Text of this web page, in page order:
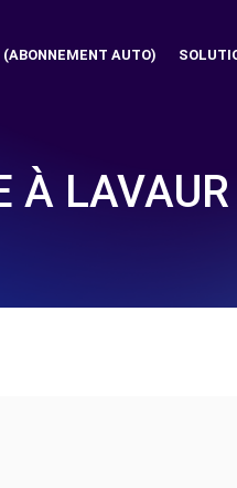
(ABONNEMENT AUTO)
À LAVAUR